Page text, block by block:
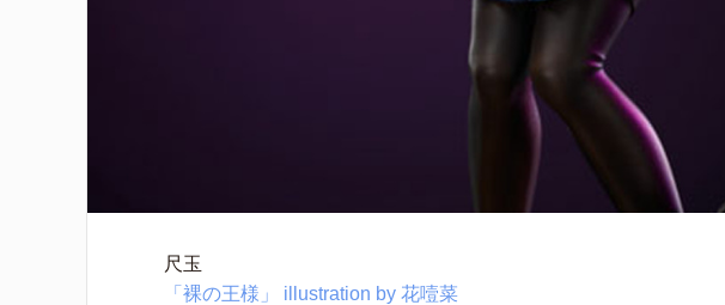
尺玉
「裸の王様」 illustration by 花噎菜